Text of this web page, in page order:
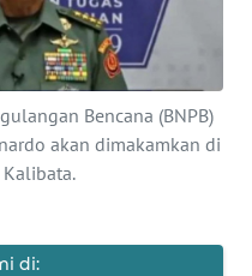
Bencana (BNPB)
akan dimakamkan di
di: